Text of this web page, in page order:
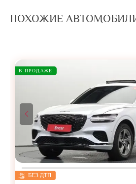
ПОХОЖИЕ
В ПРОДАЖЕ
БЕЗ ДТП